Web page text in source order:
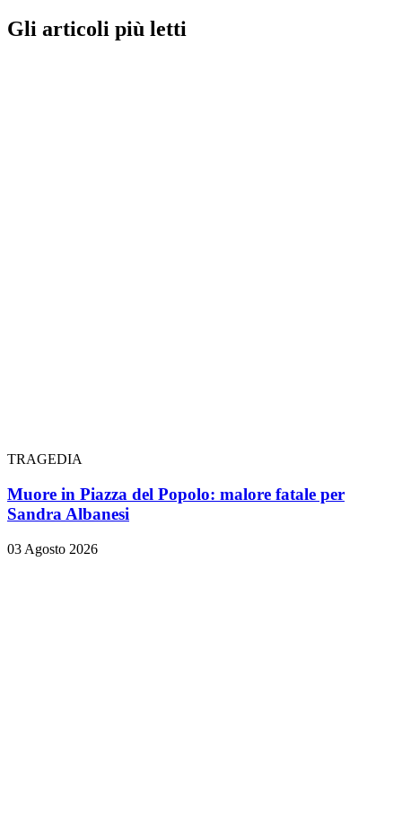
Gli articoli più letti
TRAGEDIA
Muore in Piazza del Popolo: malore fatale per
Sandra Albanesi
03 Agosto 2026